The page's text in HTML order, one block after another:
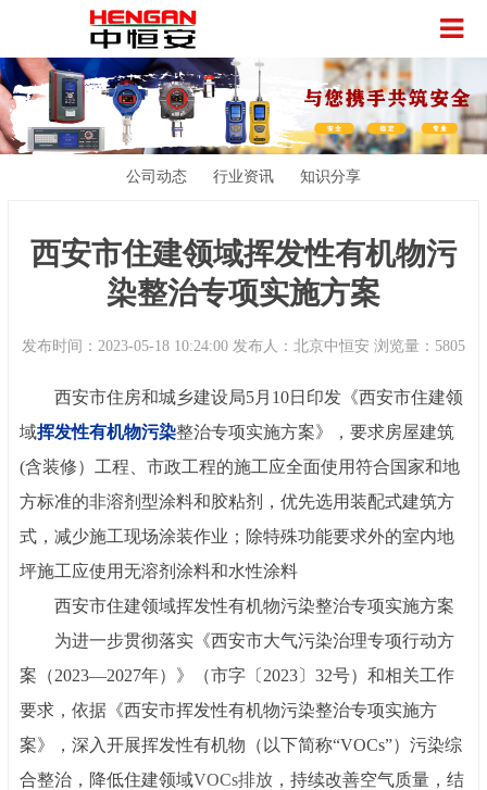
公司动态 行业资讯 知识分享
西安市住建领域挥发性有机物污
染整治专项实施方案
发布时间：2023-05-18 10:24:00 发布人：北京中恒安 浏览量：5805
西安市住房和城乡建设局5月10日印发《西安市住建领
域挥发性有机物污染整治专项实施方案》，要求房屋建筑
(含装修）工程、市政工程的施工应全面使用符合国家和地
方标准的非溶剂型涂料和胶粘剂，优先选用装配式建筑方
式，减少施工现场涂装作业；除特殊功能要求外的室内地
坪施工应使用无溶剂涂料和水性涂料
西安市住建领域挥发性有机物污染整治专项实施方案
为进一步贯彻落实《西安市大气污染治理专项行动方
案（2023—2027年）》（市字〔2023〕32号）和相关工作
要求，依据《西安市挥发性有机物污染整治专项实施方
案》，深入开展挥发性有机物（以下简称“VOCs”）污染综
合整治，降低住建领域VOCs排放，持续改善空气质量，结